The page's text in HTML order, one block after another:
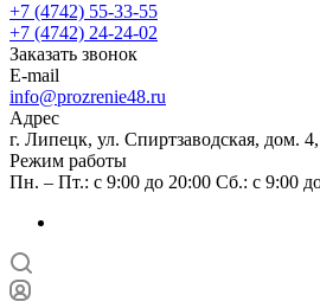
+7 (4742) 55-33-55
+7 (4742) 24-24-02
Заказать звонок
E-mail
info@prozrenie48.ru
Адрес
г. Липецк, ул. Спиртзаводская, дом.
Режим работы
Пн. – Пт.: с 9:00 до 20:00 Сб.: с 9:00